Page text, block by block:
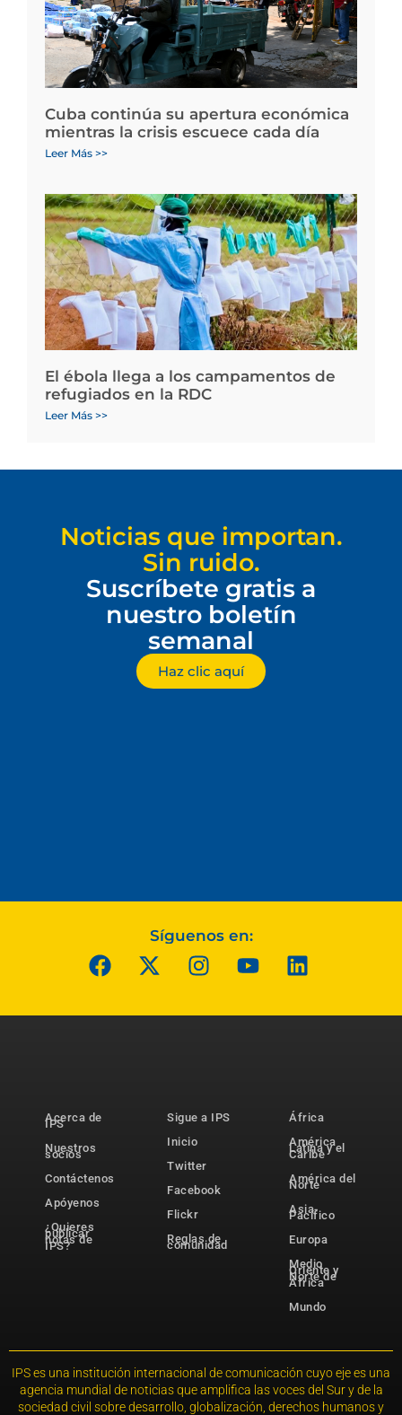
Cuba continúa su apertura económica
mientras la crisis escuece cada día
Leer Más >>
El ébola llega a los campamentos de
refugiados en la RDC
Leer Más >>
Noticias que importan.
Sin ruido.
Suscríbete gratis a
nuestro boletín
semanal
Haz clic aquí
Síguenos en:
Acerca de
IPS
Nuestros
socios
Contáctenos
Apóyenos
¿Quieres
publicar
notas de
IPS?
Sigue a IPS
Inicio
Twitter
Facebook
Flickr
Reglas de
comunidad
África
América
Latina y el
Caribe
América del
Norte
Asia-
Pacífico
Europa
Medio
Oriente y
Norte de
África
Mundo
IPS es una institución internacional de comunicación cuyo eje es una
agencia mundial de noticias que amplifica las voces del Sur y de la
sociedad civil sobre desarrollo, globalización, derechos humanos y